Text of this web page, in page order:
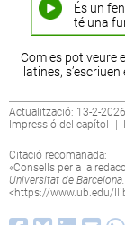
És un
té una
Com es pot veure
llatines,
Actualització: 13-2-2026
Impressió del capítol
|
Citació recomanada:
«Consells per a la
Universitat de Barcelona.
<https://www.ub.edu/